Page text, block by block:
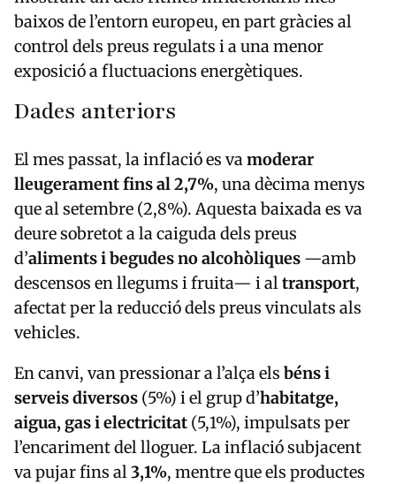
baixos de l’entorn europeu, en part gràcies al
control dels preus regulats i a una menor
exposició a fluctuacions energètiques.
Dades anteriors
El mes passat, la inflació es vamoderar
lleugerament fins al 2,7%, una dècima menys
que al setembre (2,8%). Aquesta baixada es va
deure sobretot a la caiguda dels preus
d’aliments i begudes no alcohòliques —amb
descensos en llegums i fruita— i altransport,
afectat per la reducció dels preus vinculats als
vehicles.
En canvi, van pressionar a l’alça els béns i
serveis diversos (5%) i el grup d’habitatge,
aigua, gas i electricitat (5,1%), impulsats per
l’encariment del lloguer. La inflació subjacent
va pujar fins al3,1%, mentre que els productes